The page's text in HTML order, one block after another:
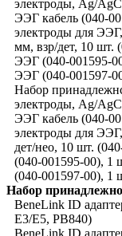
электроды, Ag/
ЭЭГ кабель (040-
электроды для
мм, взр/дет, 10 шт.
ЭЭГ (040-001595-
ЭЭГ (040-001597-
Набор
электроды, Ag/
ЭЭГ кабель (040-
электроды для
дет/нео, 10 шт.
(040-001595-00), 1
(040-001597-00), 1
Набор
BeneLink ID
E3/E5, PB840)
BeneLink ID